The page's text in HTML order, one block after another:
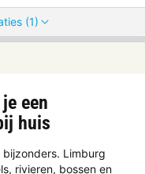
(1)
een
huis
Limburg
rivieren, bossen en